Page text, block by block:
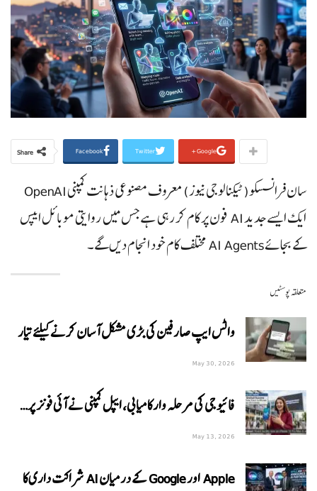
Share Facebook Twitter Google+
سان فرانسسکو(ٹیکنالوجی نیوز) معروف مصنوعی ذہانت کمپنی OpenAI
ایک ایسے جدید AI فون پر کام کر رہی ہے جس میں روایتی موبائل ایپس
کے بجائے AI Agents مختلف کام خود انجام دیں گے۔
متعلقہ پوسٹیں
واٹس ایپ صارفین کی بڑی مشکل آسان کرنے کیلئے تیار
May 30, 2026
فائیو جی کی مرحلہ وار کامیابی، ایپل کمپنی نے آئی فونز پر…
May 13, 2026
Apple اور Google کے درمیان AI شراکت داری کا